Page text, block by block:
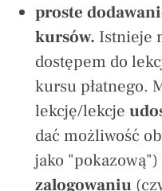
proste
kursów. Istnieje
dostępem do
kursu płatnego.
lekcję/lekcje
dać możliwość
jako
zalogowaniu